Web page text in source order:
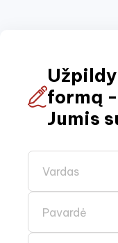
formą
Jumis